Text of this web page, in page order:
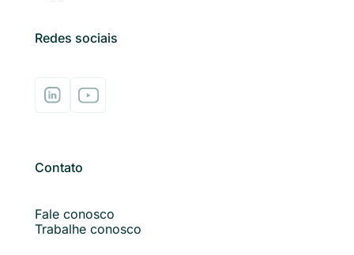
Redes sociais
Contato
Fale conosco
Trabalhe conosco